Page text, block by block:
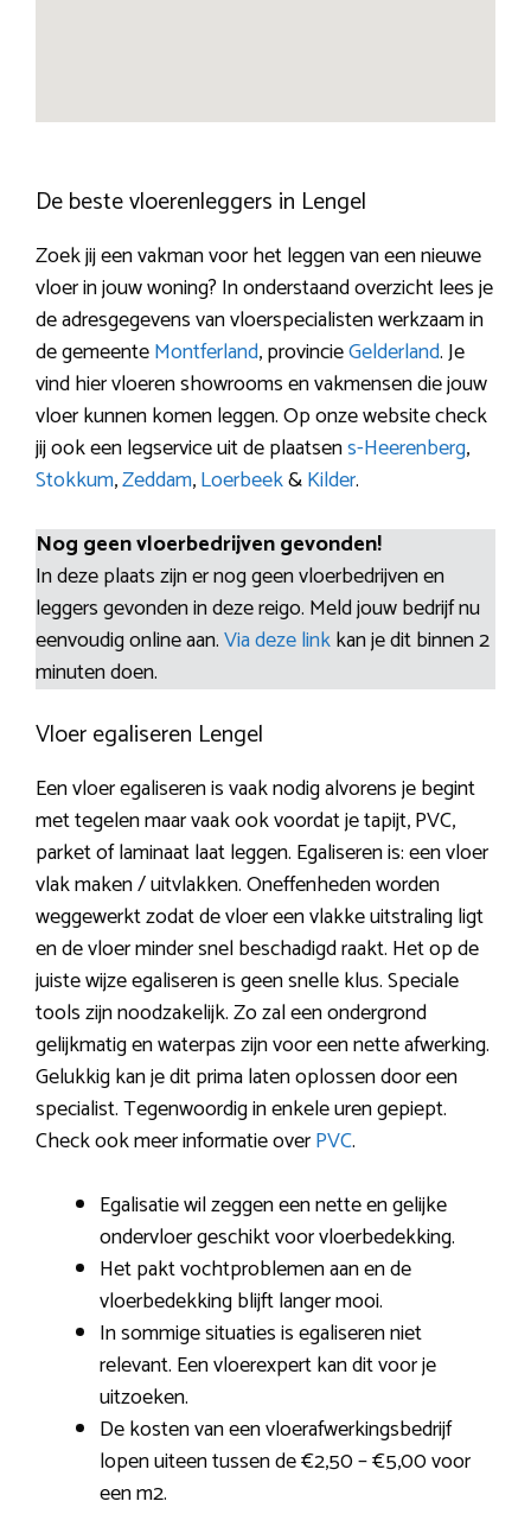
De beste vloerenleggers in Lengel
Zoek jij een vakman voor het leggen van een nieuwe
vloer in jouw woning? In onderstaand overzicht lees je
de adresgegevens van vloerspecialisten werkzaam in
de gemeenteMontferland, provincieGelderland. Je
vind hier vloeren showrooms en vakmensen die jouw
vloer kunnen komen leggen. Op onze website check
jij ook een legservice uit de plaatsens-Heerenberg,
Stokkum,Zeddam,Loerbeek&Kilder.
Nog geen vloerbedrijven gevonden!
In deze plaats zijn er nog geen vloerbedrijven en
leggers gevonden in deze reigo. Meld jouw bedrijf nu
eenvoudig online aan.Via deze linkkan je dit binnen 2
minuten doen.
Vloer egaliseren Lengel
Een vloer egaliseren is vaak nodig alvorens je begint
met tegelen maar vaak ook voordat je tapijt, PVC,
parket of laminaat laat leggen. Egaliseren is: een vloer
vlak maken / uitvlakken. Oneffenheden worden
weggewerkt zodat de vloer een vlakke uitstraling ligt
en de vloer minder snel beschadigd raakt. Het op de
juiste wijze egaliseren is geen snelle klus. Speciale
tools zijn noodzakelijk. Zo zal een ondergrond
gelijkmatig en waterpas zijn voor een nette afwerking.
Gelukkig kan je dit prima laten oplossen door een
specialist. Tegenwoordig in enkele uren gepiept.
Check ook meer informatie overPVC.
Egalisatie wil zeggen een nette en gelijke
ondervloer geschikt voor vloerbedekking.
Het pakt vochtproblemen aan en de
vloerbedekking blijft langer mooi.
In sommige situaties is egaliseren niet
relevant. Een vloerexpert kan dit voor je
uitzoeken.
De kosten van een vloerafwerkingsbedrijf
lopen uiteen tussen de €2,50 – €5,00 voor
een m2.